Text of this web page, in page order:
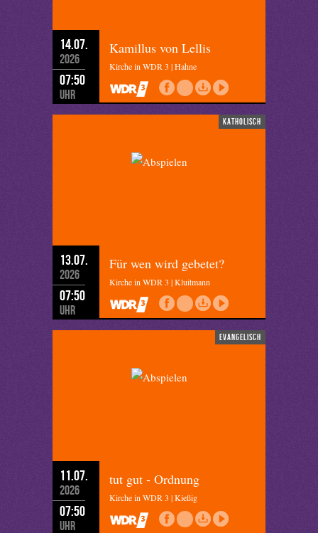
14.07.
2026
07:50
Uhr
Kamillus von Lellis
Kirche in WDR 3 | Hahne
katholisch
13.07.
2026
07:50
Uhr
Für wen wird gebetet?
Kirche in WDR 3 | Kluitmann
evangelisch
11.07.
2026
07:50
Uhr
tut gut - Ordnung
Kirche in WDR 3 | Kießig